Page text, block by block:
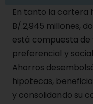
En tanto la cartera
B/.2,945 millones,
está compuesta de
preferencial y
Ahorros
hipotecas,
y consolidando su